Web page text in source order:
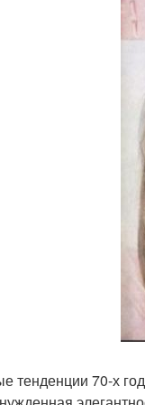
тенденции 70-х